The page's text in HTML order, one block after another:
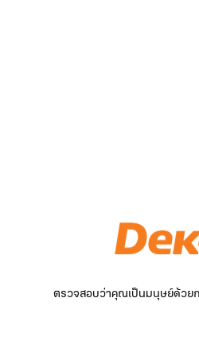
ตรวจสอบว่าคุณเป็นมนุษย์ด้วยก